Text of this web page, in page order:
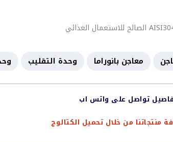
معاجن بانوراما وحدة التقليب
تواصل على واتس اب
منتجاتنا من خلال تحميل الكتالوج